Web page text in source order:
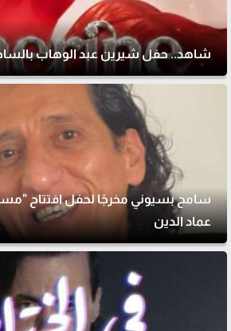
شاهد.. حفل شيرين عبد الوهاب
سامح بسيوني مخرجًا لحفل افتتاح
عماد الدين